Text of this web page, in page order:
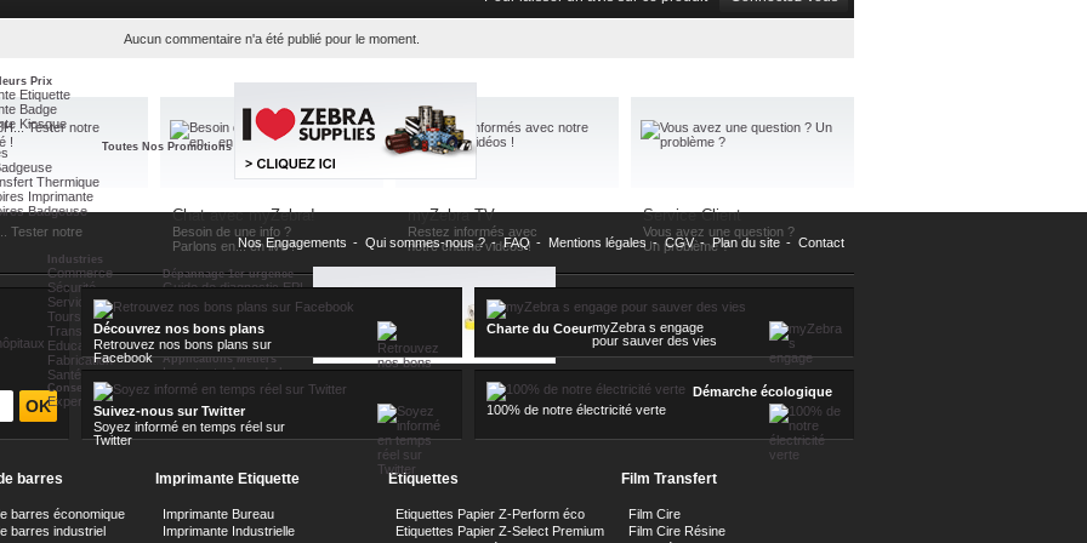
Prix
Etiquette
Badge
Kiosque
Thermique
Imprimante
Badgeuse
Toutes Nos Promotions
Industries
Commerce
Sécurité
Services Postaux
Toursime
Transports
Education
Fabrication
Santé
Conseils Métiers
Expertise myZebra
Dépannage 1er urgence
Guide de diagnostic EPL
Guide de diagnostic ZPL
Guide de diagnostic MZ
Guide de diagnostic QL
Guide de diagnostic RW
Applications Métiers
Les atouts du code barre
Différentes technologies
Aucun commentaire n'a été publié pour le moment.
Tester notre
Chat avec myZebra!
Besoin de une info ?
Parlons en... en live !
myZebra TV
Restez informés avec
notre chaîne vidéos !
Service Client
Vous avez une question ?
Un problème ?
Nos Engagements - Qui sommes-nous ? - FAQ - Mentions légales - CGV - Plan du site - Contact
Découvrez nos bons plans
Retrouvez nos bons plans sur
Facebook
Charte du CoeurmyZebra s engage
pour sauver des vies
Suivez-nous sur Twitter
Soyez informé en temps réel sur
Twitter
Démarche écologique
100% de notre électricité verte
barres
barres économique
barres industriel
Imprimante Etiquette
Imprimante Bureau
Imprimante Industrielle
Etiquettes
Etiquettes Papier Z-Perform éco
Etiquettes Papier Z-Select Premium
Film Transfert
Film Cire
Film Cire Résine